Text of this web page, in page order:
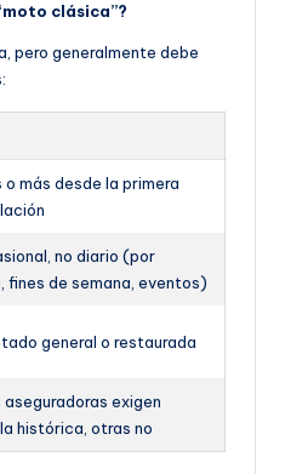
clásica”?
pero generalmente debe
o más desde la primera
no diario (por
fines de semana, eventos)
general o restaurada
aseguradoras exigen
histórica, otras no